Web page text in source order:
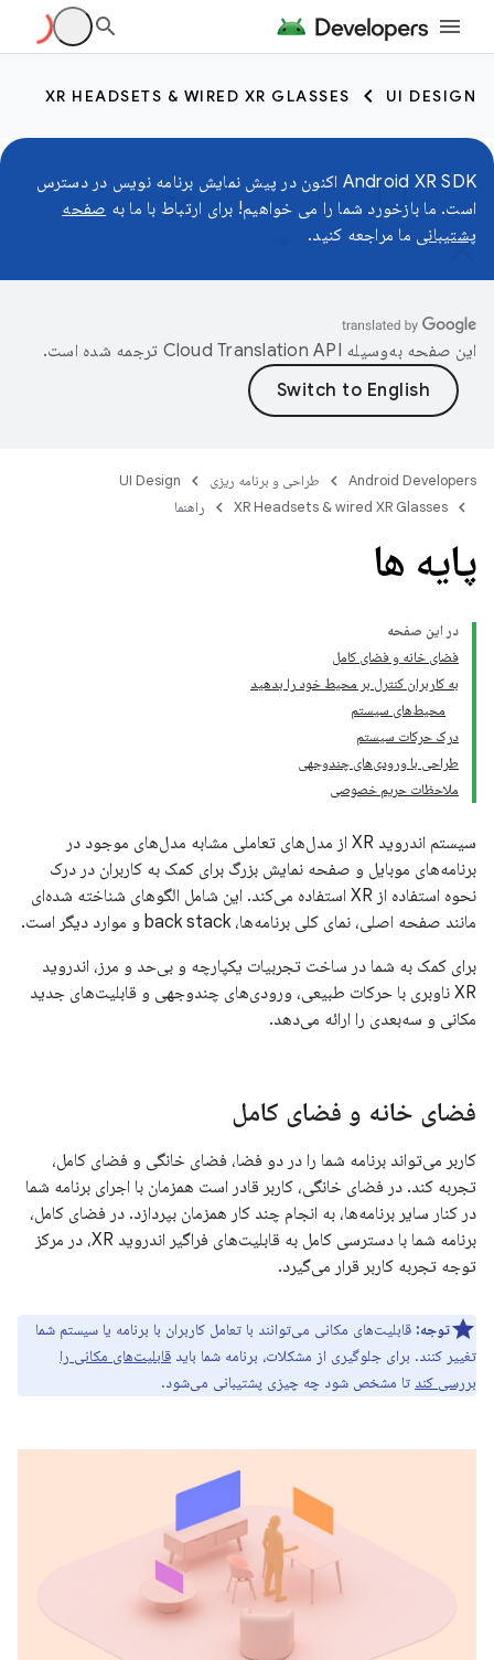
UI DESIGN
XR HEADSETS & WIRED XR GLASSES
Android XR SDK اکنون در پیش نمایش برنامه نویس در دسترس
است. ما بازخورد شما را می خواهیم! برای ارتباط با ما به صفحه
پشتیبانی ما مراجعه کنید.
این صفحه به‌وسیله ترجمه شده است.
Android Developers طراحی و برنامه ریزی
UI Design
XR Headsets & wired XR Glasses
راهنما
پایه ها
در این صفحه
فضای خانه و فضای کامل
به کاربران کنترل بر محیط خود را بدهید
محیط‌های سیستم
درک حرکات سیستم
طراحی با ورودی‌های چندوجهی
ملاحظات حریم خصوصی
سیستم اندروید XR از مدل‌های تعاملی مشابه مدل‌های موجود در
برنامه‌های موبایل و صفحه نمایش بزرگ برای کمک به کاربران در درک
نحوه استفاده از XR استفاده می‌کند. این شامل الگوهای شناخته شده‌ای
مانند صفحه اصلی، نمای کلی برنامه‌ها، back stack و موارد دیگر است.
برای کمک به شما در ساخت تجربیات یکپارچه و بی‌حد و مرز، اندروید
XR ناوبری با حرکات طبیعی، ورودی‌های چندوجهی و قابلیت‌های جدید
مکانی و سه‌بعدی را ارائه می‌دهد.
فضای خانه و فضای کامل
کاربر می‌تواند برنامه شما را در دو فضا، فضای خانگی و فضای کامل،
تجربه کند. در فضای خانگی، کاربر قادر است همزمان با اجرای برنامه شما
در کنار سایر برنامه‌ها، به انجام چند کار همزمان بپردازد. در فضای کامل،
برنامه شما با دسترسی کامل به قابلیت‌های فراگیر اندروید XR، در مرکز
توجه تجربه کاربر قرار می‌گیرد.
توجه: قابلیت‌های مکانی می‌توانند با تعامل کاربران با برنامه یا سیستم شما
تغییر کنند. برای جلوگیری از مشکلات، برنامه شما باید قابلیت‌های مکانی را
بررسی کند تا مشخص شود چه چیزی پشتیبانی می‌شود.